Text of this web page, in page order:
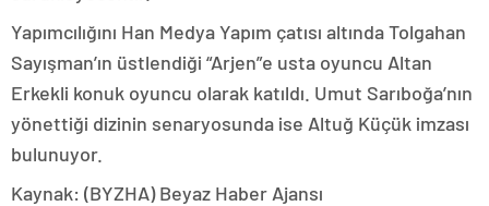
Yapımcılığını Han Medya Yapım çatısı altında Tolgahan
Sayışman’ın üstlendiği “Arjen”e usta oyuncu Altan
Erkekli konuk oyuncu olarak katıldı. Umut Sarıboğa’nın
yönettiği dizinin senaryosunda ise Altuğ Küçük imzası
bulunuyor.
Kaynak: (BYZHA) Beyaz Haber Ajansı